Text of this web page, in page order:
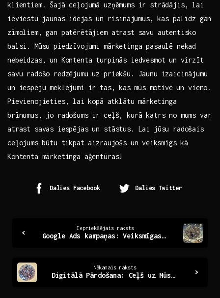
klientiem. Šajā ceļojumā uzņēmums ‍ir strādājis, lai
ieviestu⁢ jaunas⁤ idejas ‌un risinājumus, kas palīdz gan
zīmoliem, gan patērētājiem atrast savu autentisko
balsi. Mūsu piedzīvojumi mārketinga pasaulē ‍nekad‍
nebeidzas, un Kontenta turpinās ​iedvesmot ⁢un ​virzīt‌
savu radošo redzējumu uz priekšu. Jaunu ‍izaicinājumu
un iespēju meklējumi ir tas,⁢ kas⁢ mūs ⁤motivē un vieno.
Pievienojieties, ⁤lai ⁣kopā atklātu mārketinga
brīnumus, jo radošums ir ceļš, kurā katrs no mums ‌var⁢
atrast savas iespējas un stāstus. Lai jūsu radošais
ceļojums ⁢būtu tikpat ‍aizraujošs un ⁤veiksmīgs kā
Kontenta mārketinga aģentūras!
Dalies Facebook Dalies Twitter
Reading
Iepriekšējais raksts
Google Ads kampaņas: Veiksmīgas stratēģijas un noslēpumi
Nākamais raksts
Digitālā Pārdošana: Ceļš uz Mūsdienu Tirgus Panākumiem